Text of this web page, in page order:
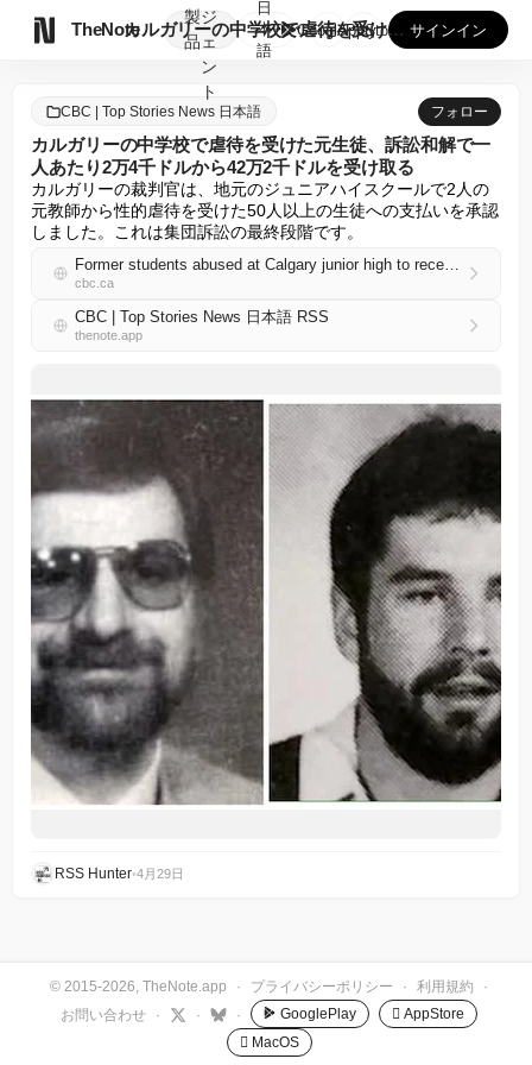
TheNote
製
品
ジ
ェ
ン
ト
カルガリーの中学校で虐待を受けた元生徒、訴訟和解で一人あたり...
日
本
語
GooglePlay
AppStore サインイン
CBC | Top Stories News 日本語 フォロー
カルガリーの中学校で虐待を受けた元生徒、訴訟和解で一
人あたり2万4千ドルから42万2千ドルを受け取る
カルガリーの裁判官は、地元のジュニアハイスクールで2人の
元教師から性的虐待を受けた50人以上の生徒への支払いを承認
しました。これは集団訴訟の最終段階です。
Former students abused at Calgary junior high to receive $24K to $422K each in lawsuit settlement
cbc.ca
CBC | Top Stories News 日本語 RSS
thenote.app
RSS Hunter•4月29日
© 2015-2026, TheNote.app · プライバシーポリシー · 利用規約
·
お問い合わせ
· · · GooglePlay
 AppStore
 MacOS